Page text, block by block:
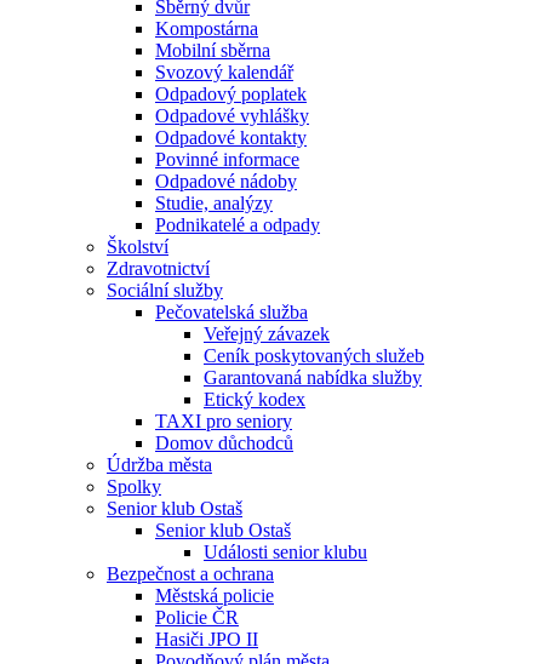
Sběrný dvůr
Kompostárna
Mobilní sběrna
Svozový kalendář
Odpadový poplatek
Odpadové vyhlášky
Odpadové kontakty
Povinné informace
Odpadové nádoby
Studie, analýzy
Podnikatelé a odpady
Školství
Zdravotnictví
Sociální služby
Pečovatelská služba
Veřejný závazek
Ceník poskytovaných služeb
Garantovaná nabídka služby
Etický kodex
TAXI pro seniory
Domov důchodců
Údržba města
Spolky
Senior klub Ostaš
Senior klub Ostaš
Události senior klubu
Bezpečnost a ochrana
Městská policie
Policie ČR
Hasiči JPO II